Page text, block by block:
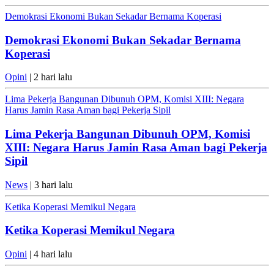
Demokrasi Ekonomi Bukan Sekadar Bernama Koperasi
Demokrasi Ekonomi Bukan Sekadar Bernama
Koperasi
Opini | 2 hari lalu
Lima Pekerja Bangunan Dibunuh OPM, Komisi XIII: Negara
Harus Jamin Rasa Aman bagi Pekerja Sipil
Lima Pekerja Bangunan Dibunuh OPM, Komisi
XIII: Negara Harus Jamin Rasa Aman bagi Pekerja
Sipil
News | 3 hari lalu
Ketika Koperasi Memikul Negara
Ketika Koperasi Memikul Negara
Opini | 4 hari lalu